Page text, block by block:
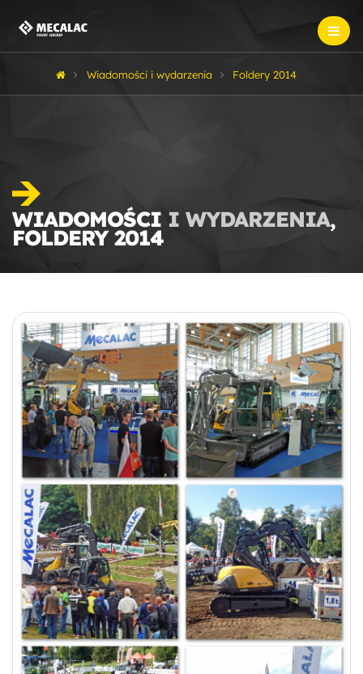
Wiadomości i wydarzenia Foldery 2014
WIADOMOŚCI I WYDARZENIA,
FOLDERY 2014